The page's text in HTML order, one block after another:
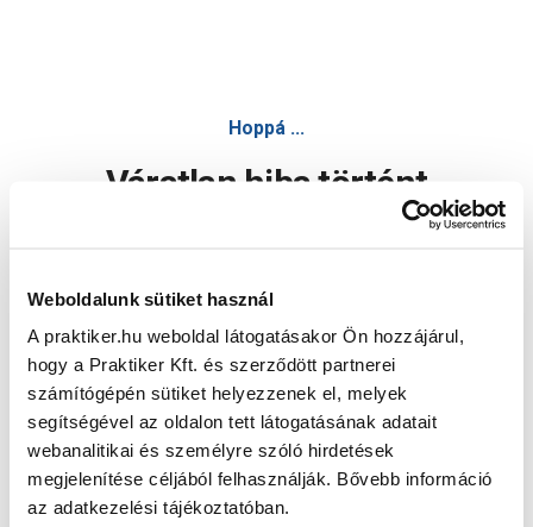
Weboldalunk sütiket használ
A praktiker.hu weboldal látogatásakor Ön hozzájárul,
hogy a Praktiker Kft. és szerződött partnerei
számítógépén sütiket helyezzenek el, melyek
segítségével az oldalon tett látogatásának adatait
webanalitikai és személyre szóló hirdetések
megjelenítése céljából felhasználják. Bővebb információ
az adatkezelési tájékoztatóban.
Hoppá ...
Váratlan hiba történt
Oldal újratöltése